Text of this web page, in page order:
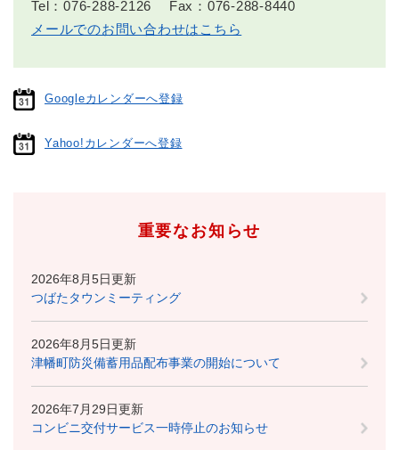
Tel：076-288-2126
Fax：076-288-8440
メールでのお問い合わせはこちら
Googleカレンダーへ登録
Yahoo!カレンダーへ登録
重要なお知らせ
2026年8月5日更新
つばたタウンミーティング
2026年8月5日更新
津幡町防災備蓄用品配布事業の開始について
2026年7月29日更新
コンビニ交付サービス一時停止のお知らせ